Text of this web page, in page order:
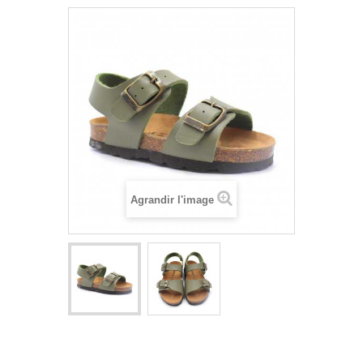
Agrandir l'image